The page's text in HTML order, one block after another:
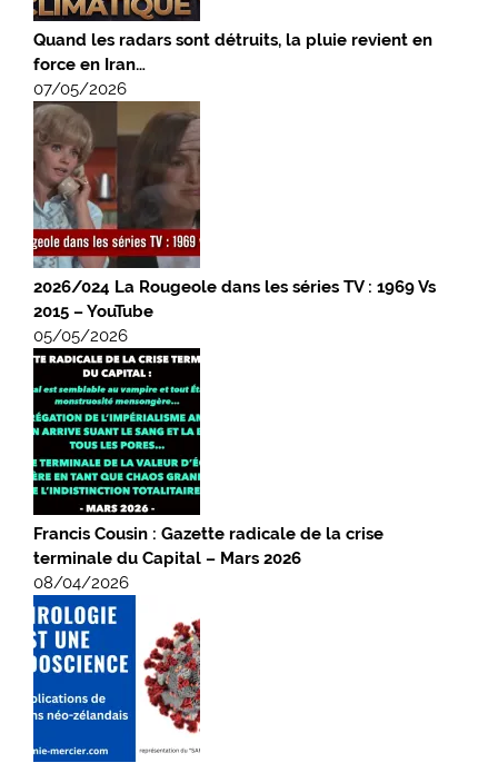
Quand les radars sont détruits, la pluie revient en
force en Iran…
07/05/2026
2026/024 La Rougeole dans les séries TV : 1969 Vs
2015 – YouTube
05/05/2026
Francis Cousin : Gazette radicale de la crise
terminale du Capital – Mars 2026
08/04/2026